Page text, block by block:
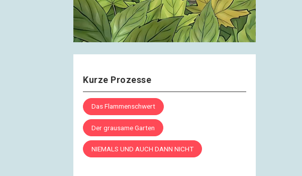
Kurze Prozesse
Das Flammenschwert
Der grausame Garten
NIEMALS UND AUCH DANN NICHT